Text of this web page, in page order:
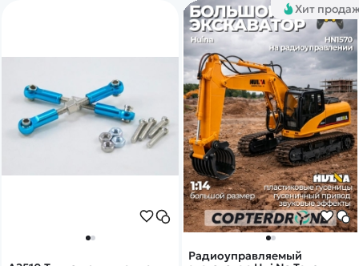
Хит
Радиоуправляемый